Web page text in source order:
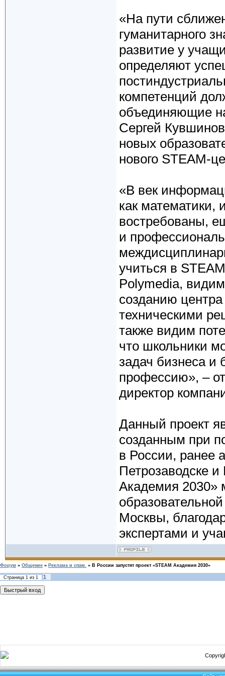
«На пути
гуманитарного
развитие у
определяют
компетенций
объединяющие
Сергей
новых
нового STEAM-
«В век
как математики,
востребованы,
и
учиться в
Polymedia,
созданию
техническими
также видим
что школьники
задач бизнеса и
профессию», –
директор
Данный проект
созданным при
в России, ранее
Петрозаводске
Академия 2030»
Москвы,
экспертами и
Форум » Общение » Реклама и спам. » В России запустят проект «STEAM Академия 2030»
Страница 1 из 1 1